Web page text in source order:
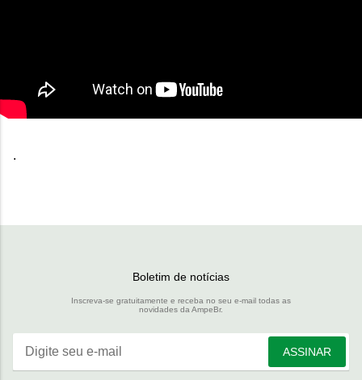
.
Boletim de notícias
Inscreva-se gratuitamente e receba no seu e-mail todas as
novidades da AmpeBr.
Digite seu e-mail ASSINAR